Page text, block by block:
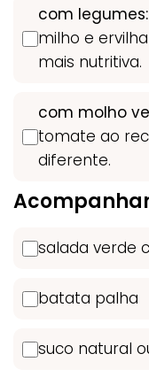
com legumes:
milho e
mais nutritiva.
com molho
tomate ao
diferente.
salada verde
batata palha
suco natural